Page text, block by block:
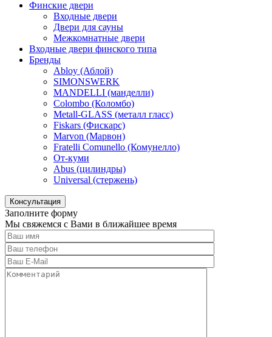
Финские двери
Входные двери
Двери для сауны
Межкомнатные двери
Входные двери финского типа
Бренды
Abloy (Аблой)
SIMONSWERK
MANDELLI (манделли)
Colombo (Коломбо)
Metall-GLASS (металл гласс)
Fiskars (Фискарс)
Marvon (Марвон)
Fratelli Comunello (Комунелло)
От-куми
Abus (цилиндры)
Universal (стержень)
Консультация
Заполните форму
Мы свяжемся с Вами в ближайшее время